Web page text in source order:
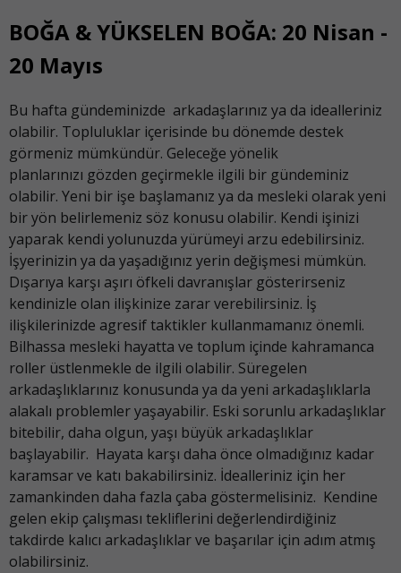
BOĞA & YÜKSELEN BOĞA: 20 Nisan -
20 Mayıs
Bu hafta gündeminizde arkadaşlarınız ya da idealleriniz
olabilir. Topluluklar içerisinde bu dönemde destek
görmeniz mümkündür. Geleceğe yönelik
planlarınızı gözden geçirmekle ilgili bir gündeminiz
olabilir. Yeni bir işe başlamanız ya da mesleki olarak yeni
bir yön belirlemeniz söz konusu olabilir. Kendi işinizi
yaparak kendi yolunuzda yürümeyi arzu edebilirsiniz.
İşyerinizin ya da yaşadığınız yerin değişmesi mümkün.
Dışarıya karşı aşırı öfkeli davranışlar gösterirseniz
kendinizle olan ilişkinize zarar verebilirsiniz. İş
ilişkilerinizde agresif taktikler kullanmamanız önemli.
Bilhassa mesleki hayatta ve toplum içinde kahramanca
roller üstlenmekle de ilgili olabilir. Süregelen
arkadaşlıklarınız konusunda ya da yeni arkadaşlıklarla
alakalı problemler yaşayabilir. Eski sorunlu arkadaşlıklar
bitebilir, daha olgun, yaşı büyük arkadaşlıklar
başlayabilir. Hayata karşı daha önce olmadığınız kadar
karamsar ve katı bakabilirsiniz. İdealleriniz için her
zamankinden daha fazla çaba göstermelisiniz. Kendine
gelen ekip çalışması tekliflerini değerlendirdiğiniz
takdirde kalıcı arkadaşlıklar ve başarılar için adım atmış
olabilirsiniz.